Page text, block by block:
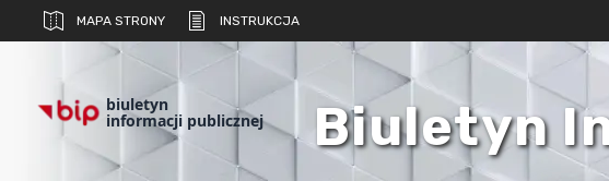
MAPA STRONY INSTRUKCJA
biuletyn
informacji publicznej Biuletyn